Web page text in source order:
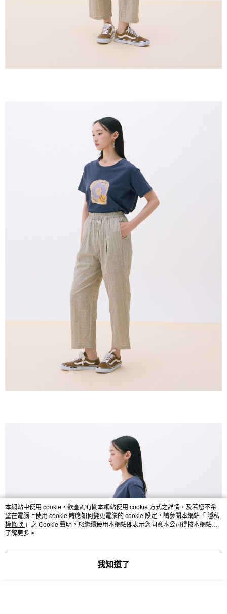
本網站中使用 cookie，欲查詢有關本網站使用 cookie 方式之詳情，及若您不希
望在電腦上使用 cookie 時應如何變更電腦的 cookie 設定，請參閱本網站「 隱私
權條款 」之 Cookie 聲明。您繼續使用本網站即表示您同意本公司得按本網站使
用條款之 Cookie 聲明使用 cookie。
了解更多 >
我知道了